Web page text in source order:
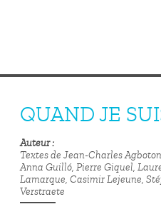
QUAND JE
Auteur
Textes de Jean-Charles
Anna Guilló, Pierre Giquel,
Lamarque, Casimir Lejeune,
Verstraete